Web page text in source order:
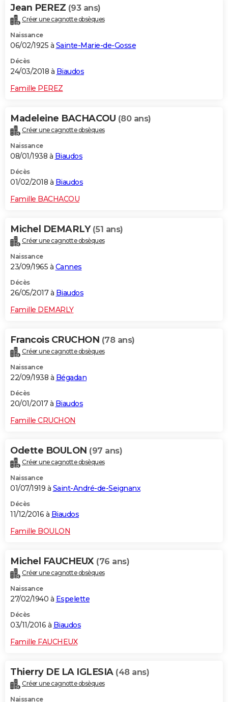
Jean PEREZ (93 ans)
Créer une cagnotte obsèques
Naissance
06/02/1925 à Sainte-Marie-de-Gosse
Décès
24/03/2018 à Biaudos
Famille PEREZ
Madeleine BACHACOU (80 ans)
Créer une cagnotte obsèques
Naissance
08/01/1938 à Biaudos
Décès
01/02/2018 à Biaudos
Famille BACHACOU
Michel DEMARLY (51 ans)
Créer une cagnotte obsèques
Naissance
23/09/1965 à Cannes
Décès
26/05/2017 à Biaudos
Famille DEMARLY
Francois CRUCHON (78 ans)
Créer une cagnotte obsèques
Naissance
22/09/1938 à Bégadan
Décès
20/01/2017 à Biaudos
Famille CRUCHON
Odette BOULON (97 ans)
Créer une cagnotte obsèques
Naissance
01/07/1919 à Saint-André-de-Seignanx
Décès
11/12/2016 à Biaudos
Famille BOULON
Michel FAUCHEUX (76 ans)
Créer une cagnotte obsèques
Naissance
27/02/1940 à Espelette
Décès
03/11/2016 à Biaudos
Famille FAUCHEUX
Thierry DE LA IGLESIA (48 ans)
Créer une cagnotte obsèques
Naissance